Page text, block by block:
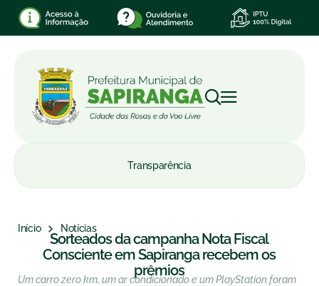
Transparência
Início Notícias
Sorteados da campanha Nota Fiscal
Consciente em Sapiranga recebem os
prêmios
Um carro zero km, um ar condicionado e um PlayStation foram